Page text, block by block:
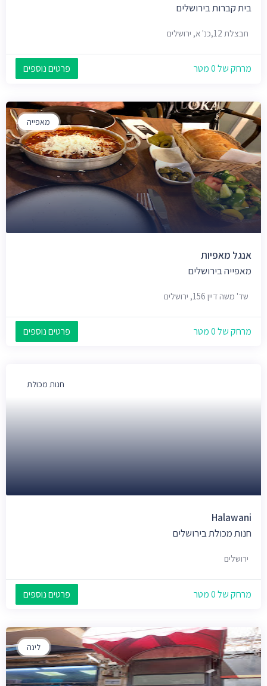
בית קברות בירושלים
חבצלת 12,כנ' א, ירושלים
מרחק של 0 מטר פרטים נוספים
מאפייה
אנגל מאפיות
מאפייה בירושלים
שד' משה דיין 156, ירושלים
מרחק של 0 מטר פרטים נוספים
חנות מכולת
Halawani
חנות מכולת בירושלים
ירושלים
מרחק של 0 מטר פרטים נוספים
לינה